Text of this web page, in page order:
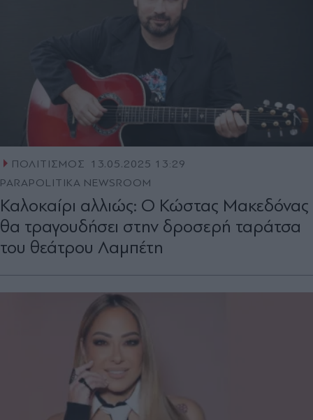
ΠΟΛΙΤΙΣΜΟΣ
13.05.2025 13:29
PARAPOLITIKA NEWSROOM
Καλοκαίρι αλλιώς: Ο Κώστας Μακεδόνας
θα τραγουδήσει στην δροσερή ταράτσα
του θεάτρου Λαμπέτη